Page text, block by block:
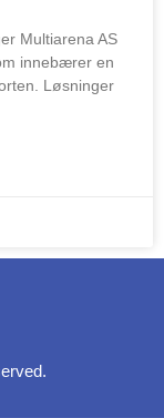
Multiarena AS
innebærer en
Løsninger